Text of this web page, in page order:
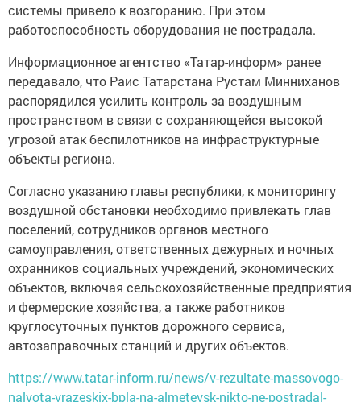
системы привело к возгоранию. При этом
работоспособность оборудования не пострадала.
Информационное агентство «Татар-информ» ранее
передавало, что Раис Татарстана Рустам Минниханов
распорядился усилить контроль за воздушным
пространством в связи с сохраняющейся высокой
угрозой атак беспилотников на инфраструктурные
объекты региона.
Согласно указанию главы республики, к мониторингу
воздушной обстановки необходимо привлекать глав
поселений, сотрудников органов местного
самоуправления, ответственных дежурных и ночных
охранников социальных учреждений, экономических
объектов, включая сельскохозяйственные предприятия
и фермерские хозяйства, а также работников
круглосуточных пунктов дорожного сервиса,
автозаправочных станций и других объектов.
https://www.tatar-inform.ru/news/v-rezultate-massovogo-
nalyota-vrazeskix-bpla-na-almetevsk-nikto-ne-postradal-